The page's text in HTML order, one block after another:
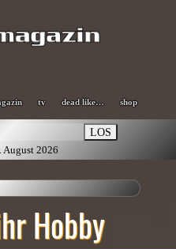
tv dead like… shop
LOS
August 2026
Hobby